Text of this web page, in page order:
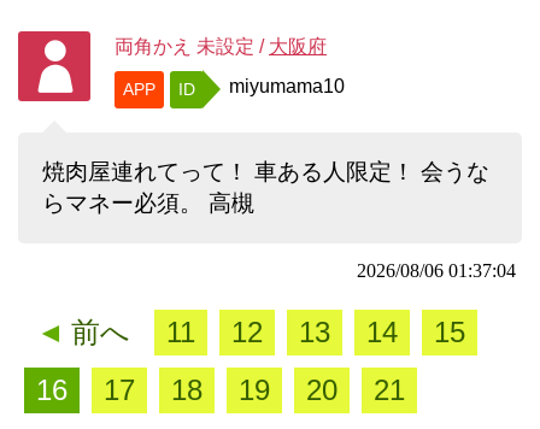
両角かえ 未設定 / 大阪府
APP ID miyumama10
焼肉屋連れてって！ 車ある人限定！ 会うな
らマネー必須。 高槻
2026/08/06 01:37:04
◄ 前へ 11 12 13 14
15
16
17 18 19 20
21